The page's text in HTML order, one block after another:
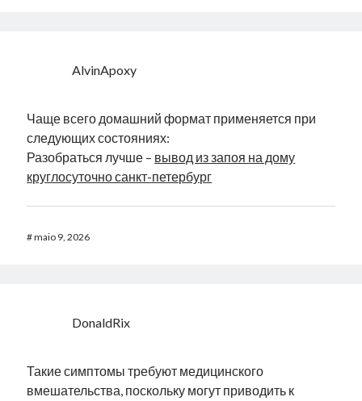
AlvinApoxy
Чаще всего домашний формат применяется при
следующих состояниях:
Разобраться лучше – вывод из запоя на дому
круглосуточно санкт-петербург
#maio 9, 2026
DonaldRix
Такие симптомы требуют медицинского
вмешательства, поскольку могут приводить к